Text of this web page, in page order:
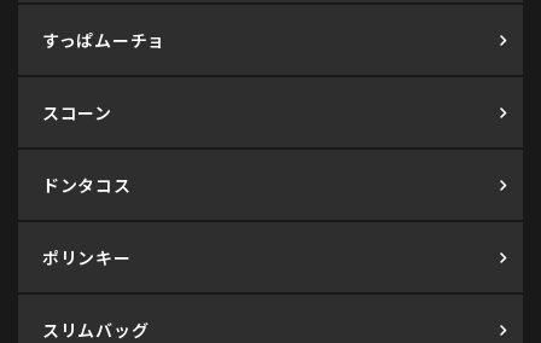
すっぱムーチョ
スコーン
ドンタコス
ポリンキー
スリムバッグ